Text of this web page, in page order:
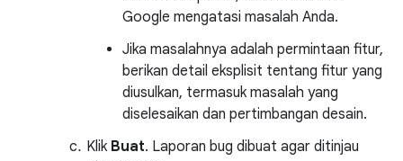
Google mengatasi masalah Anda.
Jika masalahnya adalah permintaan fitur,
berikan detail eksplisit tentang fitur yang
diusulkan, termasuk masalah yang
diselesaikan dan pertimbangan desain.
Klik Buat. Laporan bug dibuat agar ditinjau